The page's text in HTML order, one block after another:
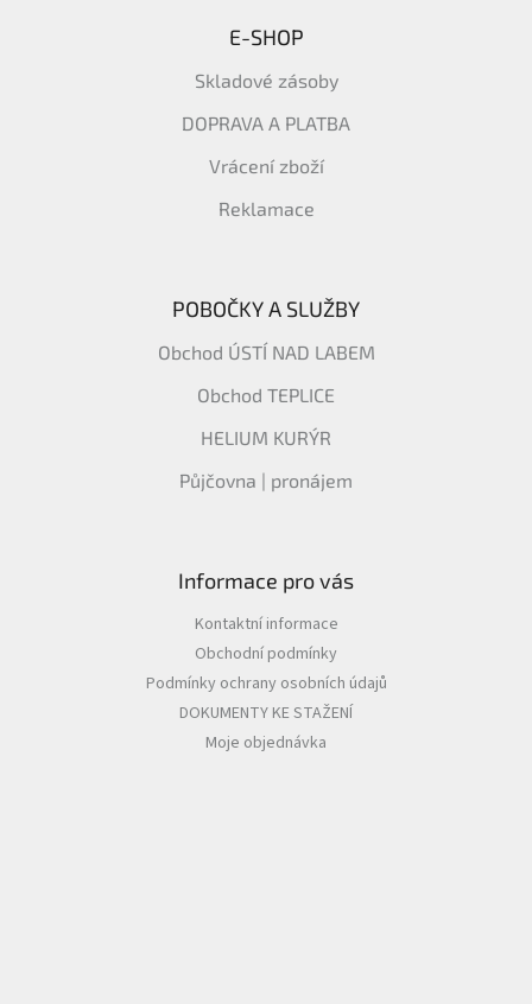
E-SHOP
Skladové zásoby
DOPRAVA A PLATBA
Vrácení zboží
Reklamace
POBOČKY A SLUŽBY
Obchod ÚSTÍ NAD LABEM
Obchod TEPLICE
HELIUM KURÝR
Půjčovna | pronájem
Informace pro vás
Kontaktní informace
Obchodní podmínky
Podmínky ochrany osobních údajů
DOKUMENTY KE STAŽENÍ
Moje objednávka